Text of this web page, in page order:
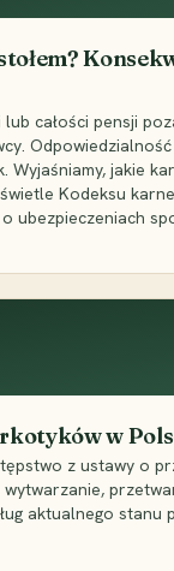
lub całości pensji
Wyjaśniamy, jakie
Kodeksu
ubezpieczeniach
w
z ustawy o
aktualnego stanu